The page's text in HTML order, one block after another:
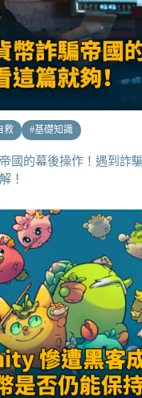
救 #基礎知識
國的幕後操作！遇到詐
！